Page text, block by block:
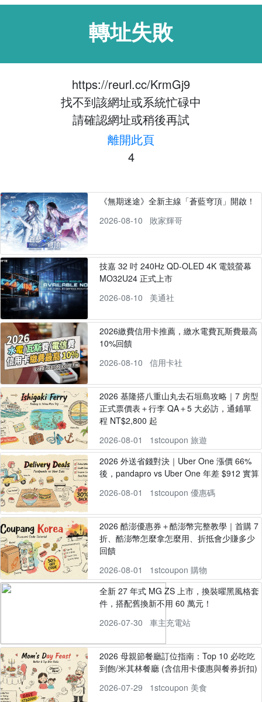
轉址失敗
https://reurl.cc/KrmGj9
找不到該網址或系統忙碌中
請確認網址或稍後再試
離開此頁
4
《無期迷途》全新主線「蒼藍穹頂」開啟！
2026-08-10
敗家輝哥
技嘉 32 吋 240Hz QD-OLED 4K 電競螢幕
MO32U24 正式上市
2026-08-10
美通社
2026繳費信用卡推薦，繳水電費瓦斯費最高
10%回饋
2026-08-10
信用卡社
2026 基隆搭八重山丸去石垣島攻略｜7 房型
正式票價表＋行李 QA＋5 大必訪，通鋪單
程 NT$2,800 起
2026-08-01
1stcoupon 旅遊
2026 外送省錢對決｜Uber One 漲價 66%
後，pandapro vs Uber One 年差 $912 實算
2026-08-01
1stcoupon 優惠碼
2026 酷澎優惠券＋酷澎幣完整教學｜首購 7
折、酷澎幣怎麼拿怎麼用、折抵會少賺多少
回饋
2026-08-01
1stcoupon 購物
全新 27 年式 MG ZS 上市，換裝曜黑風格套
件，搭配舊換新不用 60 萬元！
2026-07-30
車主充電站
2026 母親節餐廳訂位指南：Top 10 必吃吃
到飽/米其林餐廳 (含信用卡優惠與餐券折扣)
2026-07-29
1stcoupon 美食